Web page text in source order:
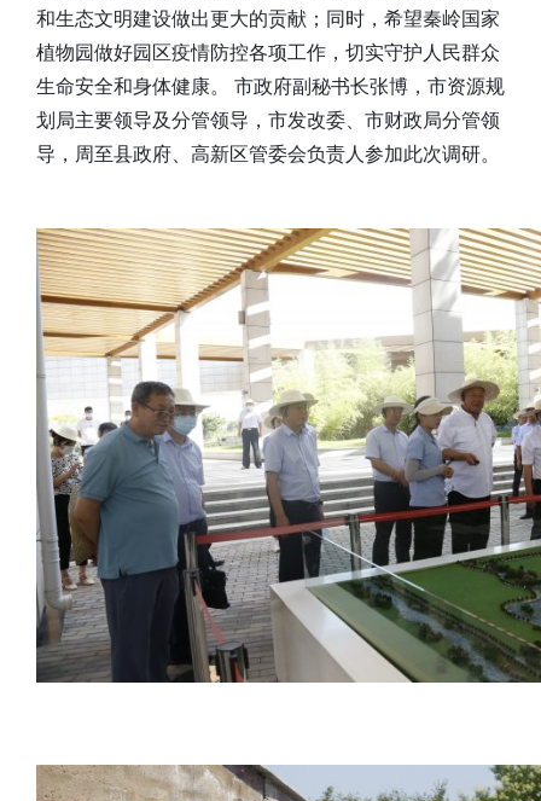
和生态文明建设做出更大的贡献；同时，希望秦岭国家
植物园做好园区疫情防控各项工作，切实守护人民群众
生命安全和身体健康。 市政府副秘书长张博，市资源规
划局主要领导及分管领导，市发改委、市财政局分管领
导，周至县政府、高新区管委会负责人参加此次调研。